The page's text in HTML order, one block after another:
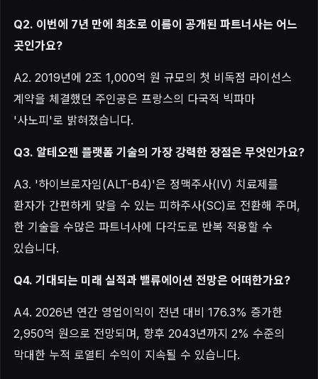
Q2. 이번에 7년 만에 최초로 이름이 공개된 파트너사는 어느
곳인가요?
A2. 2019년에 2조 1,000억 원 규모의 첫 비독점 라이선스
계약을 체결했던 주인공은 프랑스의 다국적 빅파마
'사노피'로 밝혀졌습니다.
Q3. 알테오젠 플랫폼 기술의 가장 강력한 장점은 무엇인가요?
A3. '하이브로자임(ALT-B4)'은 정맥주사(IV) 치료제를
환자가 간편하게 맞을 수 있는 피하주사(SC)로 전환해 주며,
한 기술을 수많은 파트너사에 다각도로 반복 적용할 수
있습니다.
Q4. 기대되는 미래 실적과 밸류에이션 전망은 어떠한가요?
A4. 2026년 연간 영업이익이 전년 대비 176.3% 증가한
2,950억 원으로 전망되며, 향후 2043년까지 2% 수준의
막대한 누적 로열티 수익이 지속될 수 있습니다.